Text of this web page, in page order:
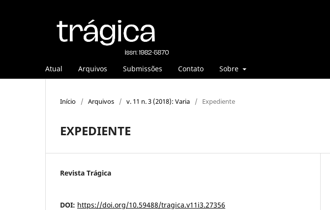
Atual Arquivos Submissões Contato Sobre
Início / Arquivos / v. 11 n. 3 (2018): Varia / Expediente
EXPEDIENTE
Revista Trágica
DOI: https://doi.org/10.59488/tragica.v11i3.27356